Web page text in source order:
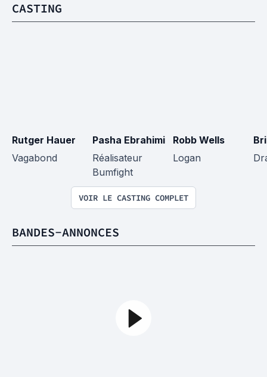
CASTING
Rutger Hauer
Vagabond
Pasha Ebrahimi
Réalisateur
Bumfight
Robb Wells
Logan
VOIR LE CASTING COMPLET
BANDES-ANNONCES